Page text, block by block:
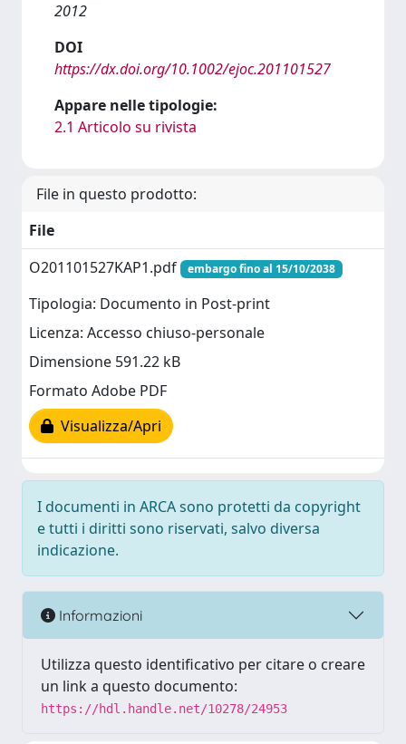
2012
DOI
https://dx.doi.org/10.1002/ejoc.201101527
Appare nelle tipologie:
2.1 Articolo su rivista
File in questo prodotto:
File
O201101527KAP1.pdf
embargo fino al 15/10/2038
Tipologia: Documento in Post-print
Licenza: Accesso chiuso-personale
Dimensione 591.22 kB
Formato Adobe PDF
Visualizza/Apri
I documenti in ARCA sono protetti da copyright
e tutti i diritti sono riservati, salvo diversa
indicazione.
Informazioni
Utilizza questo identificativo per citare o creare
un link a questo documento:
https://hdl.handle.net/10278/24953